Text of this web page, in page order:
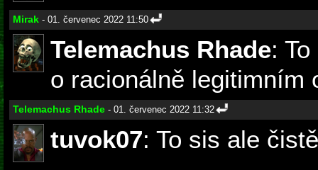
Mirak - 01. červenec 2022 11:50
Telemachus Rhade:
o racionálně legitimním
Telemachus Rhade - 01. červenec 2022 11:32
tuvok07: To sis ale